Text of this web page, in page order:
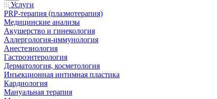
Услуги
PRP-терапия (плазмотерапия)
Медицинские анализы
Акушерство и гинекология
Аллергология-иммунология
Анестезиология
Гастроэнтерология
Дерматология, косметология
Инъекционная интимная пластика
Кардиология
Мануальная терапия